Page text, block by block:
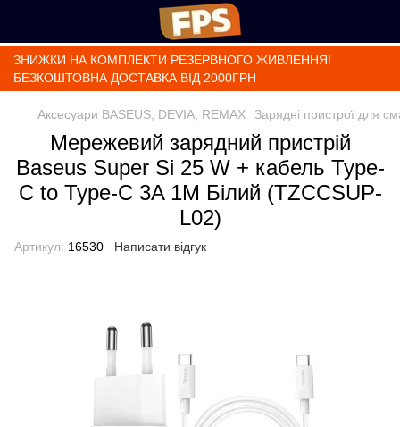
ЗНИЖКИ НА КОМПЛЕКТИ РЕЗЕРВНОГО ЖИВЛЕННЯ!
БЕЗКОШТОВНА ДОСТАВКА ВІД 2000ГРН
Аксесуари BASEUS, DEVIA, REMAX Зарядні пристрої для
Мережевий зарядний пристрій
Baseus Super Si 25 W + кабель Type-
C to Type-C 3A 1M Білий (TZCCSUP-
L02)
Артикул: 16530 Написати відгук